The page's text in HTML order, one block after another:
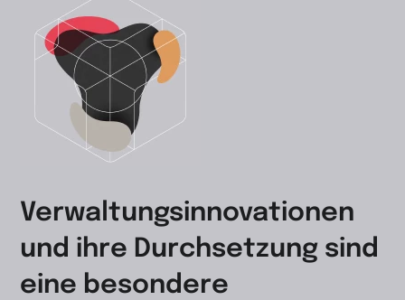
Verwaltungsinnovationen
und ihre Durchsetzung sind
eine besondere